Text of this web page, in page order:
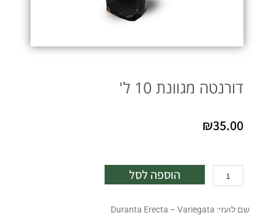
דורנטה מגוונת 10 ל'
₪35.00
של
מגוונת
הוספה לסל
שם לועזי: Duranta Erecta – Variegata